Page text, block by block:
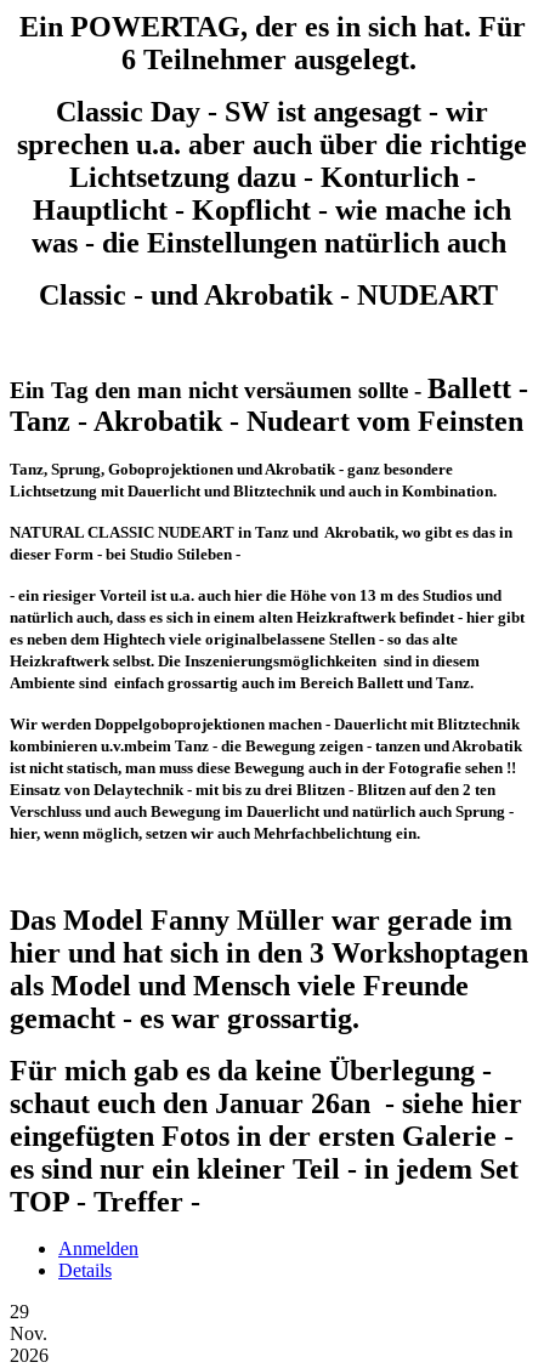
Ein POWERTAG, der es in sich hat. Für
6 Teilnehmer ausgelegt.
Classic Day - SW ist angesagt - wir
sprechen u.a. aber auch über die richtige
Lichtsetzung dazu - Konturlich -
Hauptlicht - Kopflicht - wie mache ich
was - die Einstellungen natürlich auch
Classic - und Akrobatik - NUDEART
Ein Tag den man nicht versäumen sollte - Ballett -
Tanz - Akrobatik - Nudeart vom Feinsten
Tanz, Sprung, Goboprojektionen und Akrobatik - ganz besondere
Lichtsetzung mit Dauerlicht und Blitztechnik und auch in Kombination.
NATURAL CLASSIC NUDEART in Tanz und Akrobatik, wo gibt es das in
dieser Form - bei Studio Stileben -
- ein riesiger Vorteil ist u.a. auch hier die Höhe von 13 m des Studios und
natürlich auch, dass es sich in einem alten Heizkraftwerk befindet - hier gibt
es neben dem Hightech viele originalbelassene Stellen - so das alte
Heizkraftwerk selbst. Die Inszenierungsmöglichkeiten sind in diesem
Ambiente sind einfach grossartig auch im Bereich Ballett und Tanz.
Wir werden Doppelgoboprojektionen machen - Dauerlicht mit Blitztechnik
kombinieren u.v.mbeim Tanz - die Bewegung zeigen - tanzen und Akrobatik
ist nicht statisch, man muss diese Bewegung auch in der Fotografie sehen !!
Einsatz von Delaytechnik - mit bis zu drei Blitzen - Blitzen auf den 2 ten
Verschluss und auch Bewegung im Dauerlicht und natürlich auch Sprung -
hier, wenn möglich, setzen wir auch Mehrfachbelichtung ein.
Das Model Fanny Müller war gerade im
hier und hat sich in den 3 Workshoptagen
als Model und Mensch viele Freunde
gemacht - es war grossartig.
Für mich gab es da keine Überlegung -
schaut euch den Januar 26an - siehe hier
eingefügten Fotos in der ersten Galerie -
es sind nur ein kleiner Teil - in jedem Set
TOP - Treffer -
Anmelden
Details
29
Nov.
2026